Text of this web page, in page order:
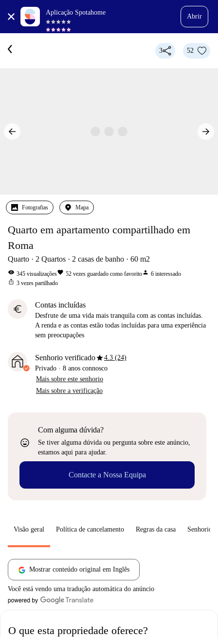
Aplicação Spotahome
Abrir
3 52
Fotografias Mapa
Quarto em apartamento compartilhado em
Roma
Quarto 2 Quartos 2 casas de banho 60 m2
visibility 345 visualizaçõesfavorite 52 vezes guardado como favoritoperson 6 interessado
ios_share 3 vezes partilhado
euro Contas incluídas
Desfrute de uma vida mais tranquila com as contas incluídas.
A renda e as contas estão todas incluídas para uma experiência
sem preocupações
Senhorio verificadostar4.3 (24)
Privado · 8 anos connosco
Mais sobre este senhorio
Mais sobre a verificação
sentiment_very_satisfied
Com alguma dúvida?
Se tiver alguma dúvida ou pergunta sobre este anúncio,
estamos aqui para ajudar.
Contacte a Nossa Equipa
Visão geral Política de cancelamento Regras da casa Senhorio
Mostrar conteúdo original em Inglês
Você está vendo uma tradução automática do anúncio
O que esta propriedade oferece?